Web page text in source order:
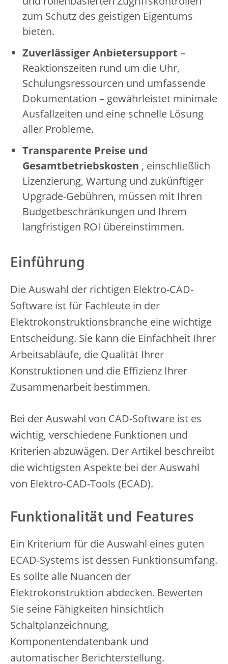
zum Schutz des geistigen Eigentums
bieten.
Zuverlässiger Anbietersupport –
Reaktionszeiten rund um die Uhr,
Schulungsressourcen und umfassende
Dokumentation – gewährleistet minimale
Ausfallzeiten und eine schnelle Lösung
aller Probleme.
Transparente Preise und
Gesamtbetriebskosten , einschließlich
Lizenzierung, Wartung und zukünftiger
Upgrade-Gebühren, müssen mit Ihren
Budgetbeschränkungen und Ihrem
langfristigen ROI übereinstimmen.
Einführung
Die Auswahl der richtigen Elektro-CAD-
Software ist für Fachleute in der
Elektrokonstruktionsbranche eine wichtige
Entscheidung. Sie kann die Einfachheit Ihrer
Arbeitsabläufe, die Qualität Ihrer
Konstruktionen und die Effizienz Ihrer
Zusammenarbeit bestimmen.
Bei der Auswahl von CAD-Software ist es
wichtig, verschiedene Funktionen und
Kriterien abzuwägen. Der Artikel beschreibt
die wichtigsten Aspekte bei der Auswahl
von Elektro-CAD-Tools (ECAD).
Funktionalität und Features
Ein Kriterium für die Auswahl eines guten
ECAD-Systems ist dessen Funktionsumfang.
Es sollte alle Nuancen der
Elektrokonstruktion abdecken. Bewerten
Sie seine Fähigkeiten hinsichtlich
Schaltplanzeichnung,
Komponentendatenbank und
automatischer Berichterstellung.